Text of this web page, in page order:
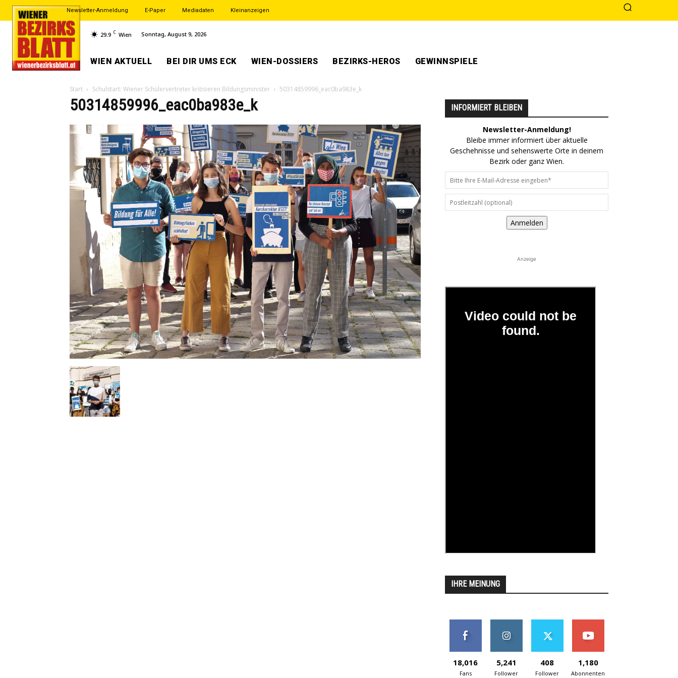
Newsletter-Anmeldung E-Paper Mediadaten Kleinanzeigen
29.9 C Wien Sonntag, August 9, 2026
WIEN AKTUELL BEI DIR UMS ECK WIEN-DOSSIERS BEZIRKS-HEROS GEWINNSPIELE
Start Schulstart: Wiener Schülervertreter kritisieren Bildungsminister 50314859996_eac0ba983e_k
50314859996_eac0ba983e_k INFORMIERT BLEIBEN
Newsletter-Anmeldung!
Bleibe immer informiert über aktuelle
Geschehnisse und sehenswerte Orte in deinem
Bezirk oder ganz Wien.
Anmelden
Anzeige
IHRE MEINUNG
18,016
Fans
5,241
Follower
408
Follower
1,180
Abonnenten